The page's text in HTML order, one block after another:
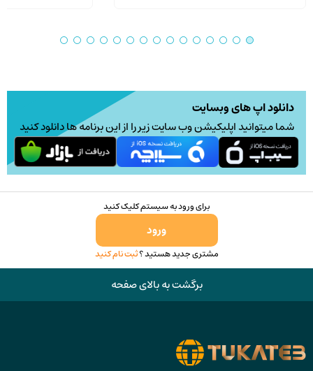
دانلود اپ های وبسایت
شما میتوانید اپلیکیشن وب سایت زیر را از این برنامه ها دانلود کنید
برای ورود به سیستم کلیک کنید
ورود
مشتری جدید هستید ؟ثبت نام کنید
برگشت به بالای صفحه